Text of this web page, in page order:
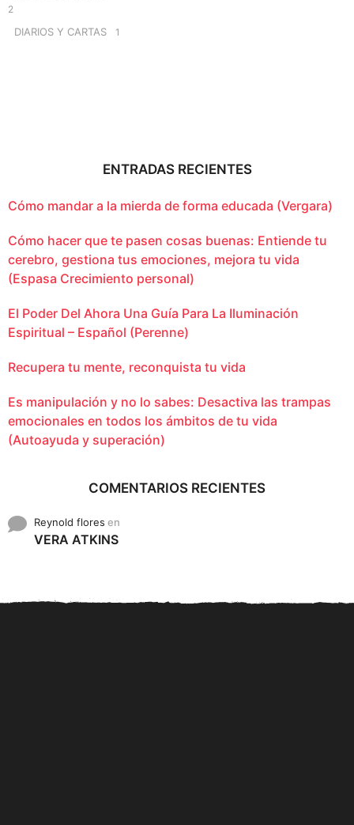
2
DIARIOS Y CARTAS 1
ENTRADAS RECIENTES
Cómo mandar a la mierda de forma educada (Vergara)
Cómo hacer que te pasen cosas buenas: Entiende tu
cerebro, gestiona tus emociones, mejora tu vida
(Espasa Crecimiento personal)
El Poder Del Ahora Una Guía Para La Iluminación
Espiritual – Español (Perenne)
Recupera tu mente, reconquista tu vida
Es manipulación y no lo sabes: Desactiva las trampas
emocionales en todos los ámbitos de tu vida
(Autoayuda y superación)
COMENTARIOS RECIENTES
Reynold flores en
VERA ATKINS